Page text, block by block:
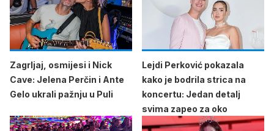
Zagrljaj, osmijesi i Nick
Cave: Jelena Perčin i Ante
Gelo ukrali pažnju u Puli
Lejdi Perković pokazala
kako je bodrila strica na
koncertu: Jedan detalj
svima zapeo za oko